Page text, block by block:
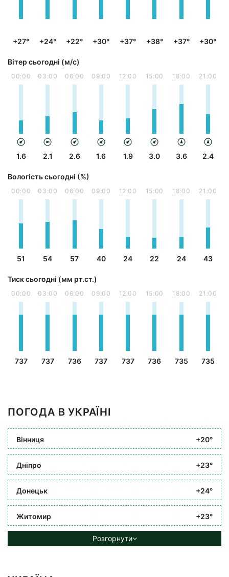
+27° +24° +22° +30° +37° +38° +37° +30°
Вітер сьогодні (м/с)
00:00
1.6
03:00
2.1
06:00
2.6
09:00
1.6
12:00
1.9
15:00
3.0
18:00
3.6
21:00
2.4
Вологість сьогодні (%)
00:00
51
03:00
54
06:00
57
09:00
40
12:00
24
15:00
22
18:00
24
21:00
43
Тиск сьогодні (мм рт.ст.)
00:00
737
03:00
737
06:00
736
09:00
737
12:00
737
15:00
736
18:00
735
21:00
735
ПОГОДА В УКРАЇНІ
Вінниця +20°
Дніпро +23°
Донецьк +24°
Житомир +23°
Розгорнути